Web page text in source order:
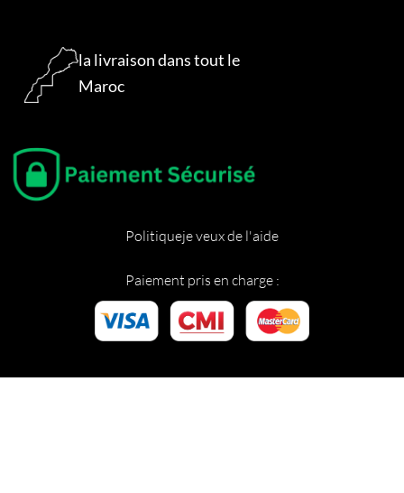
la livraison dans tout le
Maroc
Paiement pris en charge :
Politiqueje veux de l'aide